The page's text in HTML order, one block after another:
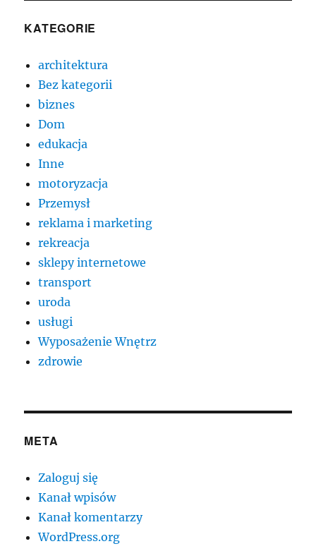
KATEGORIE
architektura
Bez kategorii
biznes
Dom
edukacja
Inne
motoryzacja
Przemysł
reklama i marketing
rekreacja
sklepy internetowe
transport
uroda
usługi
Wyposażenie Wnętrz
zdrowie
META
Zaloguj się
Kanał wpisów
Kanał komentarzy
WordPress.org